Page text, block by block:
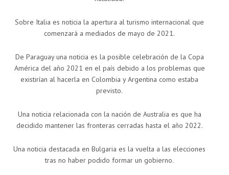
Sobre Italia es noticia la apertura al turismo internacional que
comenzará a mediados de mayo de 2021.
De Paraguay una noticia es la posible celebración de la Copa
América del año 2021 en el país debido a los problemas que
existirían al hacerla en Colombia y Argentina como estaba
previsto.
Una noticia relacionada con la nación de Australia es que ha
decidido mantener las fronteras cerradas hasta el año 2022.
Una noticia destacada en Bulgaria es la vuelta a las elecciones
tras no haber podido formar un gobierno.